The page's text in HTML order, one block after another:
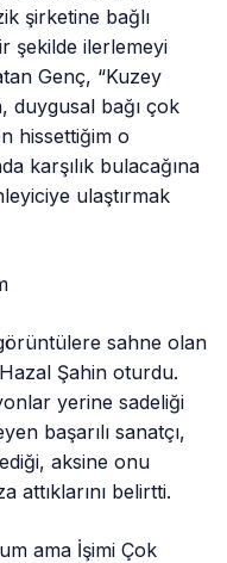
şirketine bağlı
şekilde ilerlemeyi
Genç, “Kuzey
duygusal bağı çok
hissettiğim o
karşılık bulacağına
ulaştırmak
sahne olan
Şahin oturdu.
yerine sadeliği
başarılı sanatçı,
aksine onu
attıklarını belirtti.
ama İşimi Çok